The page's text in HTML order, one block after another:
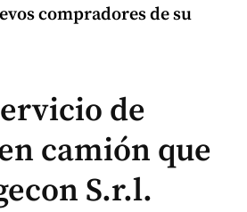
compradores de su
de
camión que
S.r.l.